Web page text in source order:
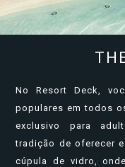
No Resort Deck,
populares em todos
exclusivo para
tradição de oferecer
cúpula de vidro,